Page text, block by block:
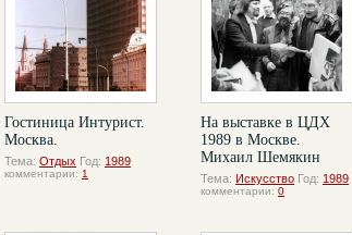
Гостиница Интурист.
Москва.
Тема: Отдых Год: 1989
комментарии: 1
На выставке в ЦДХ
1989 в Москве.
Михаил Шемякин
Тема: Искусство Год: 1989
комментарии: 0